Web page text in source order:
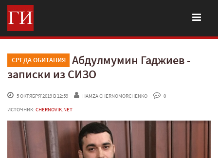
СРЕДА ОБИТАНИЯ
Абдулмумин Гаджиев -
записки из СИЗО
5 ОКТЯБРЯ'2019 В 12:59 HAMZA CHERNOMORCHENKO
0
ИСТОЧНИК: CHERNOVIK.NET